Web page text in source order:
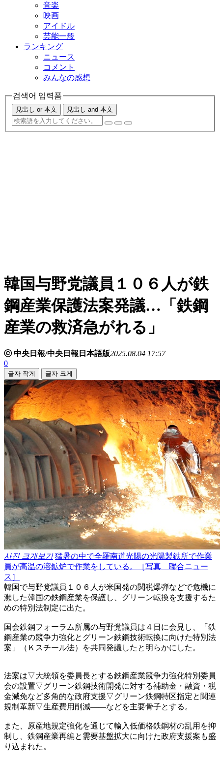
音楽
映画
アイドル
芸能一般
ランキング
ニュース
コメント
みんなの感想
검색어 입력폼
見出し or 本文 見出し and 本文
韓国与野党議員１０６人が鉄
鋼産業保護法案発議…「鉄鋼
産業の救済急がれる」
ⓒ 中央日報/中央日報日本語版2025.08.04 17:57
0
글자 작게 글자 크게
사진 크게보기 猛暑の中で全羅南道光陽の光陽製鉄所で作業
員が高温の溶鉱炉で作業をしている。［写真 聯合ニュー
ス］
韓国で与野党議員１０６人が米国発の関税爆弾などで危機に
瀕した韓国の鉄鋼産業を保護し、グリーン転換を支援するた
めの特別法制定に出た。
国会鉄鋼フォーラム所属の与野党議員は４日に会見し、「鉄
鋼産業の競争力強化とグリーン鉄鋼技術転換に向けた特別法
案」（Ｋスチール法）を共同発議したと明らかにした。
法案は▽大統領を委員長とする鉄鋼産業競争力強化特別委員
会の設置▽グリーン鉄鋼技術開発に対する補助金・融資・税
金減免など多角的な政府支援▽グリーン鉄鋼特区指定と関連
規制革新▽生産費用削減――などを主要骨子とする。
また、原産地規定強化を通じて輸入低価格鉄鋼材の乱用を抑
制し、鉄鋼産業再編と需要基盤拡大に向けた政府支援案も盛
り込まれた。